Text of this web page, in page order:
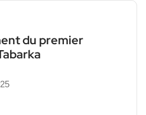
du premier